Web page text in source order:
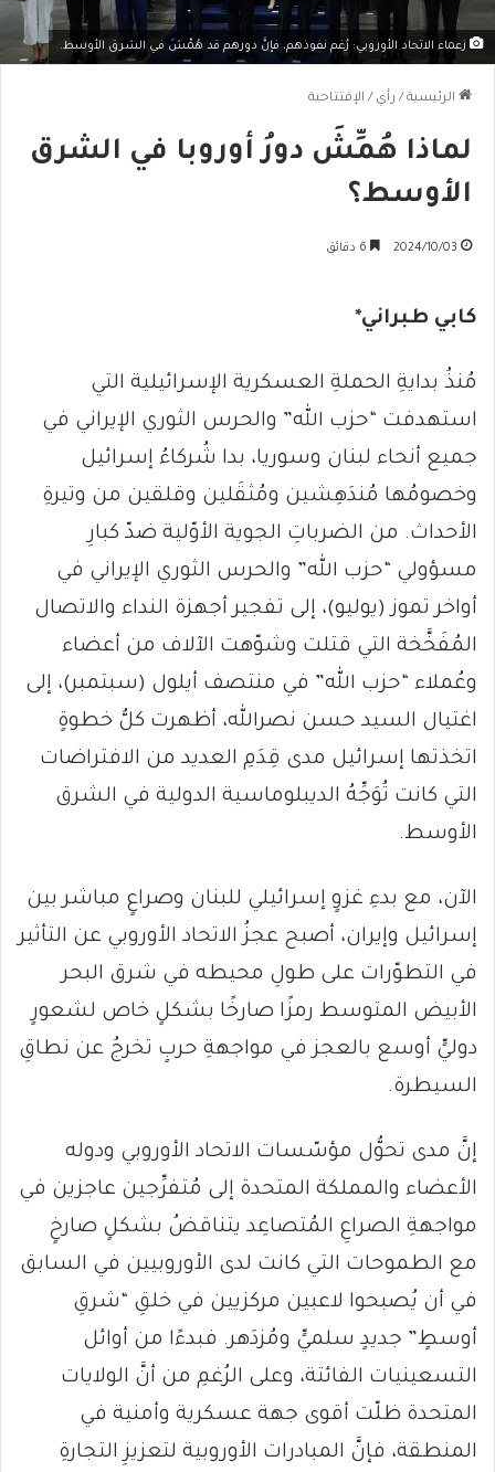
زعماء الاتحاد الأوروبي: رُغم نفوذهم، فإنَّ دورهم قد هُمِّشَ في الشرق الأوسط.
الرئيسية / رأي / الإفتتاحية
لماذا هُمِّشَ دورُ أوروبا في الشرق
الأوسط؟
2024/10/03
كابي طبراني*
مُنذُ بدايةِ الحملةِ العسكرية الإسرائيلية التي
استهدفت “حزب الله” والحرس الثوري الإيراني في
جميع أنحاء لبنان وسوريا، بدا شُركاءُ إسرائيل
وخصومُها مُندَهِشين ومُثقَلين وقلقين من وتيرةِ
الأحداث. من الضرباتِ الجوية الأوّلية ضدّ كبارِ
مسؤولي “حزب الله” والحرس الثوري الإيراني في
أواخر تموز (يوليو)، إلى تفجير أجهزة النداء والاتصال
المُفَخَّخة التي قتلت وشوّهت الآلاف من أعضاء
وعُملاء “حزب الله” في منتصف أيلول (سبتمبر)، إلى
اغتيال السيد حسن نصرالله، أظهرت كلُّ خطوةٍ
اتخذتها إسرائيل مدى قِدَمِ العديد من الافتراضات
التي كانت تُوَجِّهُ الديبلوماسية الدولية في الشرق
الأوسط.
الآن، مع بدءِ غزوٍ إسرائيلي للبنان وصراعٍ مباشر بين
إسرائيل وإيران، أصبح عجزُ الاتحاد الأوروبي عن التأثير
في التطوّرات على طولِ محيطه في شرق البحر
الأبيض المتوسط ​​رمزًا صارخًا بشكلٍ خاص لشعورٍ
دوليٍّ أوسع بالعجز في مواجهةِ حربٍ تخرجُ عن نطاقِ
السيطرة.
إنَّ مدى تحوُّل مؤسّسات الاتحاد الأوروبي ودوله
الأعضاء والمملكة المتحدة إلى مُتفرِّجين عاجزين في
مواجهةِ الصراعِ المُتصاعِد يتناقضُ بشكلٍ صارخٍ
مع الطموحات التي كانت لدى الأوروبيين في السابق
في أن يُصبحوا لاعبين مركزيين في خلقِ “شرقِ
أوسطٍ” جديدٍ سلميٍّ ومُزدَهر. فبدءًا من أوائل
التسعينيات الفائتة، وعلى الرُغمِ من أنَّ الولايات
المتحدة ظلّت أقوى جهة عسكرية وأمنية في
المنطقة، فإنَّ المبادرات الأوروبية لتعزيزِ التجارةِ